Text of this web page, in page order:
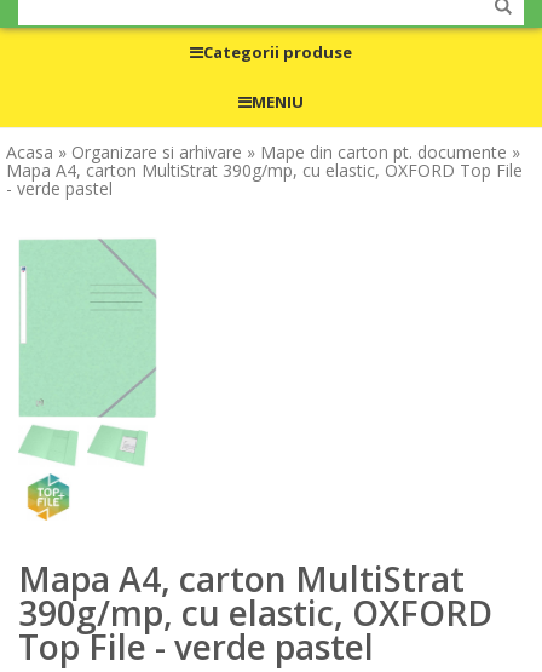
Categorii produse
MENIU
Acasa » Organizare si arhivare » Mape din carton pt. documente »
Mapa A4, carton MultiStrat 390g/mp, cu elastic, OXFORD Top File
- verde pastel
Mapa A4, carton MultiStrat
390g/mp, cu elastic, OXFORD
Top File - verde pastel